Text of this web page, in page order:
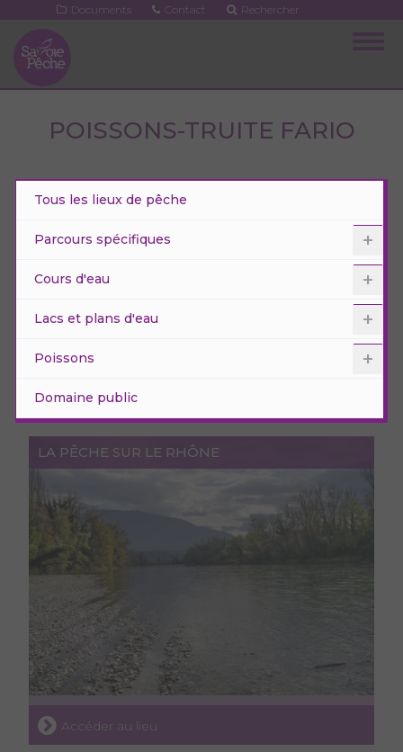
contenu
principal
Documents Contact Rechercher
POISSONS-TRUITE FARIO
Tous les lieux de pêche
Parcours spécifiques
Cours d'eau
Lacs et plans d'eau
Poissons
Domaine public
LA PÊCHE SUR LE RHÔNE
Accéder au lieu